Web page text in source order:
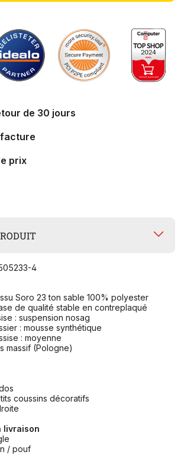
de 30 jours
prix
4
Soro 23 ton sable 100% polyester
de qualité stable en contreplaqué
: suspension nosag
: mousse synthétique
: moyenne
massif (Pologne)
coussins décoratifs
de la livraison
/ pouf